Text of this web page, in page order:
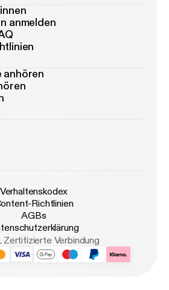
anmelden
anhören
Verhaltenskodex
Richtlinien
AGBs
Zertifizierte Verbindung